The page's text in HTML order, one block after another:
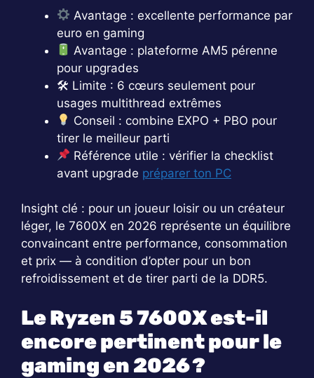
Avantage : excellente performance par
euro en gaming
Avantage : plateforme AM5 pérenne
pour upgrades
🛠 Limite : 6 cœurs seulement pour
usages multithread extrêmes
Conseil : combine EXPO + PBO pour
tirer le meilleur parti
Référence utile : vérifier la checklist
avant upgrade préparer ton PC
Insight clé : pour un joueur loisir ou un créateur
léger, le 7600X en 2026 représente un équilibre
convaincant entre performance, consommation
et prix — à condition d’opter pour un bon
refroidissement et de tirer parti de la DDR5.
Le Ryzen 5 7600X est-il
encore pertinent pour le
gaming en 2026 ?